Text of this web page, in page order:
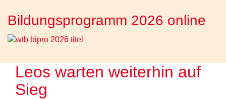
Bildungsprogramm 2026 online
Leos warten weiterhin auf
Sieg